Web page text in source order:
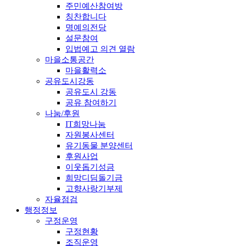
주민예산참여방
칭찬합니다
명예의전당
설문참여
입법예고 의견 열람
마을소통공간
마을활력소
공유도시강동
공유도시 강동
공유 참여하기
나눔/후원
IT희망나눔
자원봉사센터
유기동물 분양센터
후원사업
이웃돕기성금
희망디딤돌기금
고향사랑기부제
자율점검
행정정보
구정운영
구정현황
조직운영